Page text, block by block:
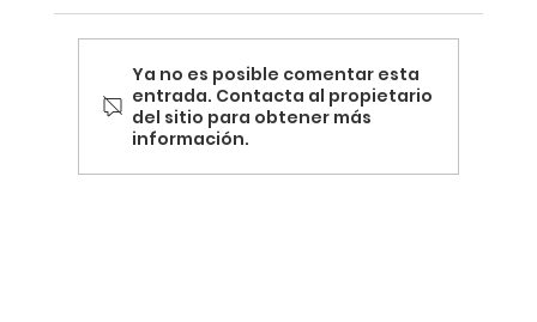
Ya no es posible comentar esta
entrada. Contacta al propietario
del sitio para obtener más
información.